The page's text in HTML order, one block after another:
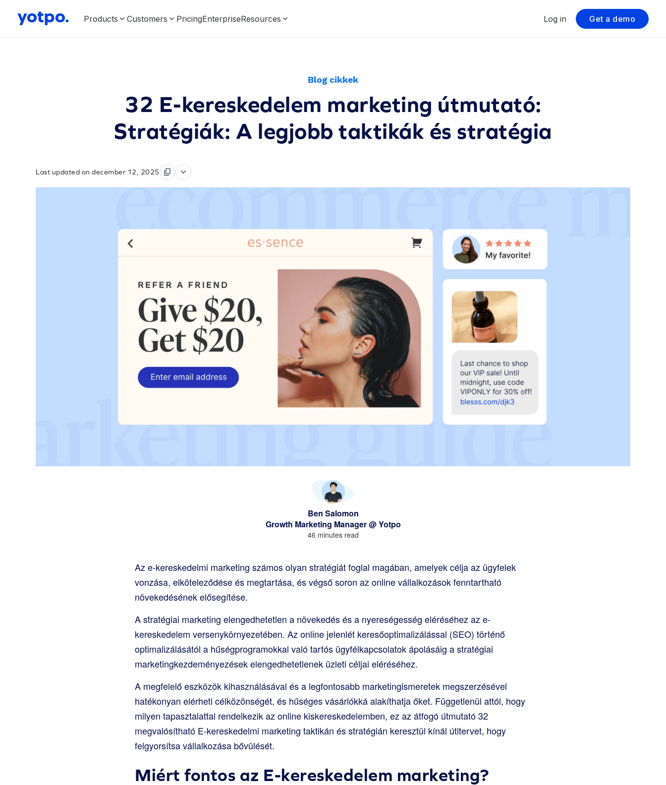
Products Customers PricingEnterpriseResources Log in Get a demo
Blog cikkek
32 E-kereskedelem marketing útmutató:
Stratégiák: A legjobb taktikák és stratégia
Last updated on december 12, 2025
Ben Salomon
Growth Marketing Manager @ Yotpo
46 minutes read
Az e-kereskedelmi marketing számos olyan stratégiát foglal magában, amelyek célja az ügyfelek
vonzása, elköteleződése és megtartása, és végső soron az online vállalkozások fenntartható
növekedésének elősegítése.
A stratégiai marketing elengedhetetlen a növekedés és a nyereségesség eléréséhez az e-
kereskedelem versenykörnyezetében. Az online jelenlét keresőoptimalizálással (SEO) történő
optimalizálásától a hűségprogramokkal való tartós ügyfélkapcsolatok ápolásáig a stratégiai
marketingkezdeményezések elengedhetetlenek üzleti céljai eléréséhez.
A megfelelő eszközök kihasználásával és a legfontosabb marketingismeretek megszerzésével
hatékonyan elérheti célközönségét, és hűséges vásárlókká alakíthatja őket. Függetlenül attól, hogy
milyen tapasztalattal rendelkezik az online kiskereskedelemben, ez az átfogó útmutató 32
megvalósítható E-kereskedelmi marketing taktikán és stratégián keresztül kínál útitervet, hogy
felgyorsítsa vállalkozása bővülését.
Miért fontos az E-kereskedelem marketing?